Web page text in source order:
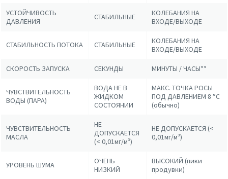
УСТОЙЧИВОСТЬ
ДАВЛЕНИЯ
СТАБИЛЬНЫЕ
КОЛЕБАНИЯ НА
ВХОДЕ/ВЫХОДЕ
СТАБИЛЬНОСТЬ ПОТОКА СТАБИЛЬНЫЕ
КОЛЕБАНИЯ НА
ВХОДЕ/ВЫХОДЕ
СКОРОСТЬ ЗАПУСКА СЕКУНДЫ МИНУТЫ / ЧАСЫ**
ЧУВСТВИТЕЛЬНОСТЬ
ВОДЫ (ПАРА)
ВОДА НЕ В
ЖИДКОМ
СОСТОЯНИИ
МАКС. ТОЧКА РОСЫ
ПОД ДАВЛЕНИЕМ 8 °C
(обычно)
ЧУВСТВИТЕЛЬНОСТЬ
МАСЛА
НЕ
ДОПУСКАЕТСЯ
(< 0,01мг/м³)
НЕ ДОПУСКАЕТСЯ (<
0,01мг/м³)
УРОВЕНЬ ШУМА
ОЧЕНЬ
НИЗКИЙ
ВЫСОКИЙ (пики
продувки)